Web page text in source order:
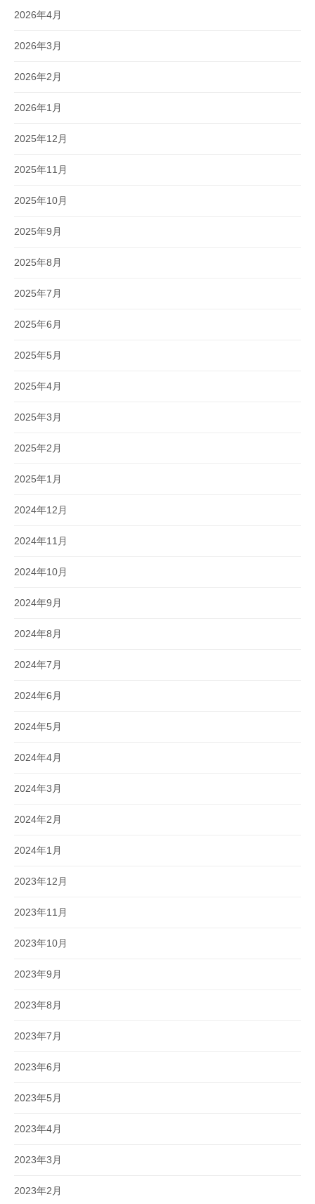
2026年4月
2026年3月
2026年2月
2026年1月
2025年12月
2025年11月
2025年10月
2025年9月
2025年8月
2025年7月
2025年6月
2025年5月
2025年4月
2025年3月
2025年2月
2025年1月
2024年12月
2024年11月
2024年10月
2024年9月
2024年8月
2024年7月
2024年6月
2024年5月
2024年4月
2024年3月
2024年2月
2024年1月
2023年12月
2023年11月
2023年10月
2023年9月
2023年8月
2023年7月
2023年6月
2023年5月
2023年4月
2023年3月
2023年2月